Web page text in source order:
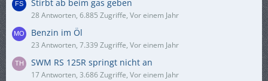
Stirbt ab beim gas geben
28 Antworten, 6.885 Zugriffe, Vor einem Jahr
Benzin im Öl
23 Antworten, 7.339 Zugriffe, Vor einem Jahr
SWM RS 125R springt nicht an
17 Antworten, 3.686 Zugriffe, Vor einem Jahr